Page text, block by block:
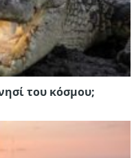
του κόσμου;